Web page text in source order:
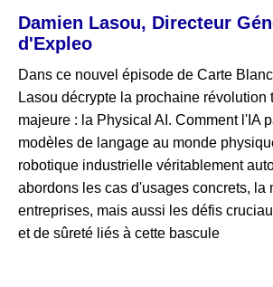
Damien Lasou, Directeur
d'Expleo
Dans ce nouvel épisode de Carte
Lasou décrypte la prochaine révolution
majeure : la Physical AI. Comment l'IA
modèles de langage au monde
robotique industrielle véritablement
abordons les cas d'usages concrets, la
entreprises, mais aussi les défis
et de sûreté liés à cette bascule